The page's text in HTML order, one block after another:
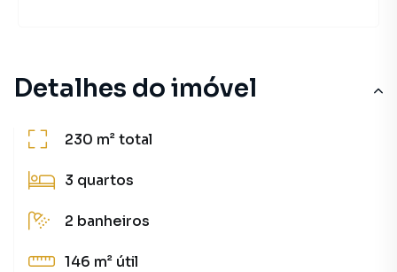
Detalhes do imóvel
230 m²total
3 quartos
2 banheiros
146 m² útil